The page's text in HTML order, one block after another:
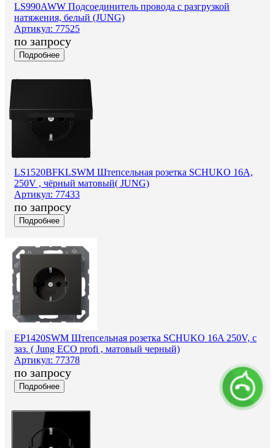
LS990AWW Подсоединитель провода с разгрузкой
натяжения, белый (JUNG)
Артикул: 77525
по запросу
Подробнее
LS1520BFKLSWM Штепсельная розетка SCHUKO 16A,
250V , чёрный матовый( JUNG)
Артикул: 77433
по запросу
Подробнее
EP1420SWM Штепсельная розетка SCHUKO 16A 250V, с
заз. ( Jung ECO profi , матовый черный)
Артикул: 77378
по запросу
Подробнее